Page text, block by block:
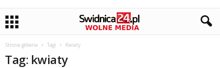
Strona główna Tagi Kwiaty
Tag: kwiaty